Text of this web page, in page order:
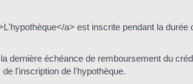
a> est inscrite pendant la durée
dernière échéance de remboursement du
l'inscription de l'hypothèque.